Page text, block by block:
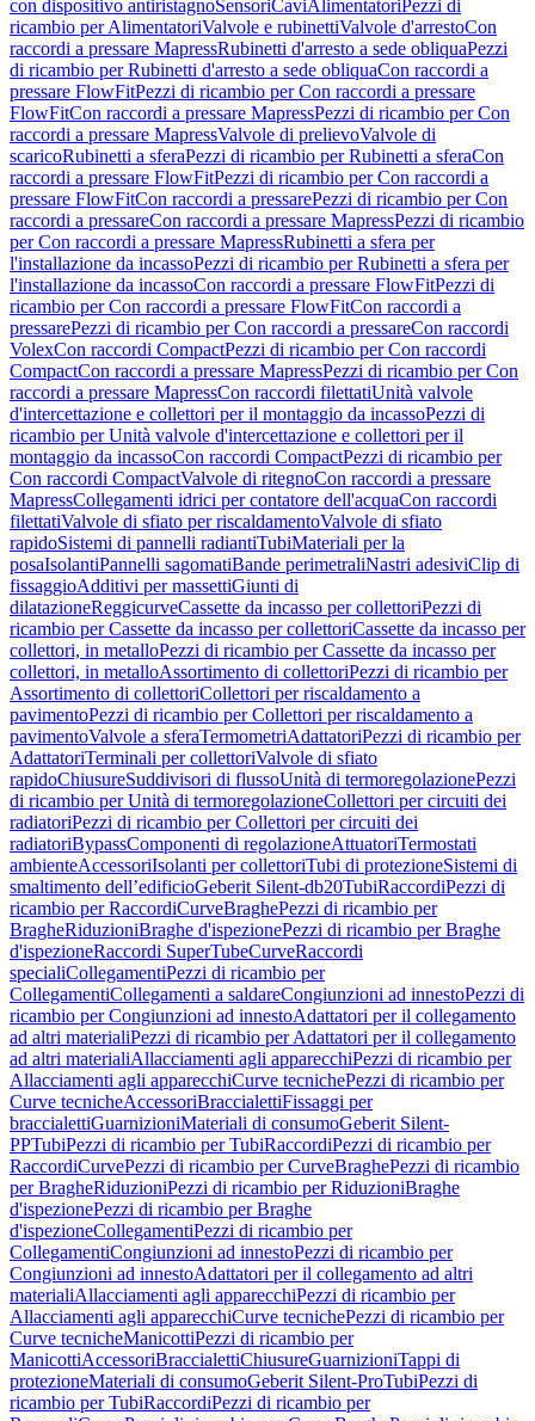
con dispositivo antiristagnoSensoriCaviAlimentatori Pezzi di
ricambio per AlimentatoriValvole e rubinettiValvole d'arrestoCon
raccordi a pressare MapressRubinetti d'arresto a sede obliquaPezzi
di ricambio per Rubinetti d'arresto a sede obliquaCon raccordi a
pressare FlowFitPezzi di ricambio per Con raccordi a pressare
FlowFitCon raccordi a pressare MapressPezzi di ricambio per Con
raccordi a pressare MapressValvole di prelievoValvole di
scaricoRubinetti a sferaPezzi di ricambio per Rubinetti a sferaCon
raccordi a pressare FlowFitPezzi di ricambio per Con raccordi a
pressare FlowFitCon raccordi a pressarePezzi di ricambio per Con
raccordi a pressareCon raccordi a pressare MapressPezzi di ricambio
per Con raccordi a pressare MapressRubinetti a sfera per
l'installazione da incassoPezzi di ricambio per Rubinetti a sfera per
l'installazione da incassoCon raccordi a pressare FlowFitPezzi di
ricambio per Con raccordi a pressare FlowFitCon raccordi a
pressarePezzi di ricambio per Con raccordi a pressareCon raccordi
VolexCon raccordi CompactPezzi di ricambio per Con raccordi
CompactCon raccordi a pressare MapressPezzi di ricambio per Con
raccordi a pressare MapressCon raccordi filettatiUnità valvole
d'intercettazione e collettori per il montaggio da incassoPezzi di
ricambio per Unità valvole d'intercettazione e collettori per il
montaggio da incassoCon raccordi CompactPezzi di ricambio per
Con raccordi CompactValvole di ritegnoCon raccordi a pressare
MapressCollegamenti idrici per contatore dell'acquaCon raccordi
filettatiValvole di sfiato per riscaldamentoValvole di sfiato
rapidoSistemi di pannelli radiantiTubiMateriali per la
posaIsolantiPannelli sagomatiBande perimetraliNastri adesiviClip di
fissaggioAdditivi per massettiGiunti di
dilatazioneReggicurveCassette da incasso per collettoriPezzi di
ricambio per Cassette da incasso per collettoriCassette da incasso per
collettori, in metalloPezzi di ricambio per Cassette da incasso per
collettori, in metalloAssortimento di collettoriPezzi di ricambio per
Assortimento di collettoriCollettori per riscaldamento a
pavimentoPezzi di ricambio per Collettori per riscaldamento a
pavimentoValvole a sferaTermometriAdattatoriPezzi di ricambio per
AdattatoriTerminali per collettoriValvole di sfiato
rapidoChiusureSuddivisori di flussoUnità di termoregolazionePezzi
di ricambio per Unità di termoregolazioneCollettori per circuiti dei
radiatoriPezzi di ricambio per Collettori per circuiti dei
radiatoriBypassComponenti di regolazioneAttuatoriTermostati
ambienteAccessoriIsolanti per collettoriTubi di protezioneSistemi di
smaltimento dell’edificioGeberit Silent-db20TubiRaccordiPezzi di
ricambio per RaccordiCurveBraghePezzi di ricambio per
BragheRiduzioniBraghe d'ispezionePezzi di ricambio per Braghe
d'ispezioneRaccordi SuperTubeCurveRaccordi
specialiCollegamentiPezzi di ricambio per
CollegamentiCollegamenti a saldareCongiunzioni ad innestoPezzi di
ricambio per Congiunzioni ad innestoAdattatori per il collegamento
ad altri materialiPezzi di ricambio per Adattatori per il collegamento
ad altri materialiAllacciamenti agli apparecchiPezzi di ricambio per
Allacciamenti agli apparecchiCurve tecnichePezzi di ricambio per
Curve tecnicheAccessoriBraccialettiFissaggi per
braccialettiGuarnizioniMateriali di consumoGeberit Silent-
PPTubiPezzi di ricambio per TubiRaccordiPezzi di ricambio per
RaccordiCurvePezzi di ricambio per CurveBraghePezzi di ricambio
per BragheRiduzioniPezzi di ricambio per RiduzioniBraghe
d'ispezionePezzi di ricambio per Braghe
d'ispezioneCollegamentiPezzi di ricambio per
CollegamentiCongiunzioni ad innestoPezzi di ricambio per
Congiunzioni ad innestoAdattatori per il collegamento ad altri
materialiAllacciamenti agli apparecchiPezzi di ricambio per
Allacciamenti agli apparecchiCurve tecnichePezzi di ricambio per
Curve tecnicheManicottiPezzi di ricambio per
ManicottiAccessoriBraccialettiChiusureGuarnizioniTappi di
protezioneMateriali di consumoGeberit Silent-ProTubiPezzi di
ricambio per TubiRaccordiPezzi di ricambio per